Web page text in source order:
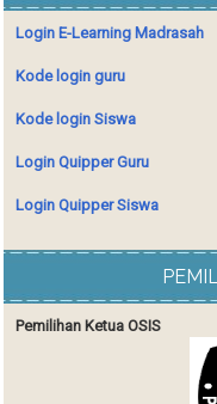
Login E-Learning Madrasah
Kode login guru
Kode login Siswa
Login Quipper Guru
Login Quipper Siswa
Pemilihan Ketua OSIS